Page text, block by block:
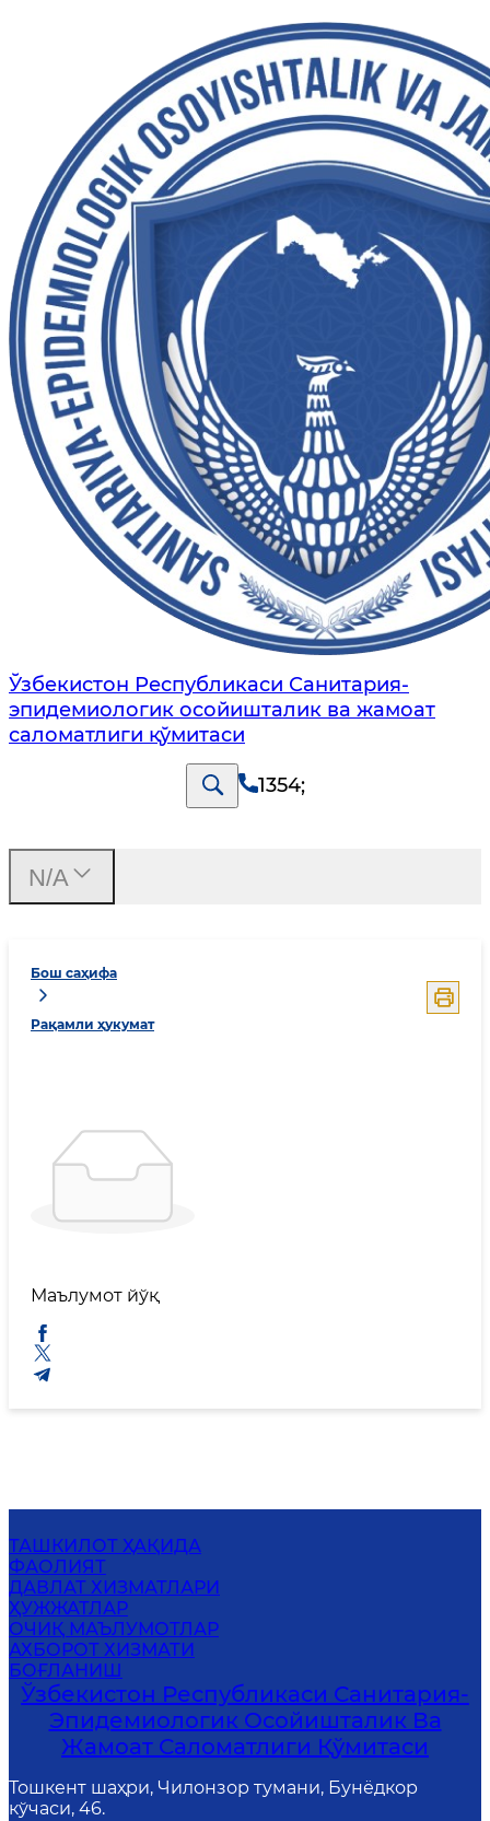
Ўзбекистон Республикаси Санитария-
эпидемиологик осойишталик ва жамоат
саломатлиги қўмитаси
1354;
Бош саҳифа
Рақамли ҳукумат
Маълумот йўқ
N/A
ТАШКИЛОТ ҲАҚИДА
ФАОЛИЯТ
ДАВЛАТ ХИЗМАТЛАРИ
ҲУЖЖАТЛАР
ОЧИҚ МАЪЛУМОТЛАР
АХБОРОТ ХИЗМАТИ
БОҒЛАНИШ
Ўзбекистон Республикаси Санитария-
Эпидемиологик Осойишталик Ва
Жамоат Саломатлиги Қўмитаси
Тошкент шаҳри, Чилонзор тумани, Бунёдкор
кўчаси, 46.